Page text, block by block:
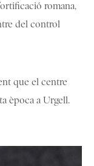
romana,
del control
que el centre
època a Urgell.